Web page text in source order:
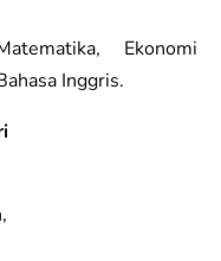
Ekonomi
Inggris.